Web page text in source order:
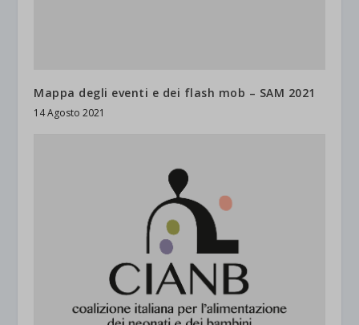
Mappa degli eventi e dei flash mob – SAM 2021
14 Agosto 2021